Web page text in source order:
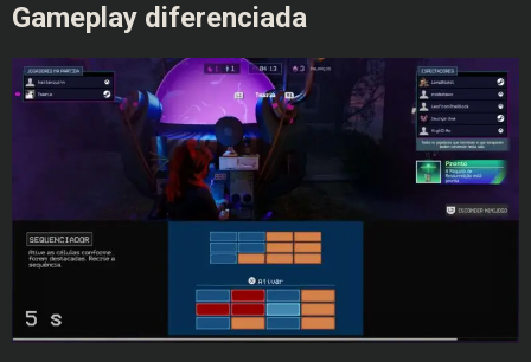
Gameplay diferenciada